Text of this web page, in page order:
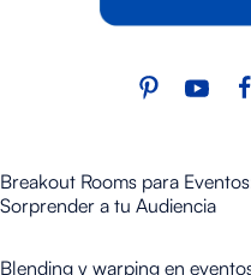
Breakout Rooms para
Sorprender a tu Audiencia
Blending y warping en